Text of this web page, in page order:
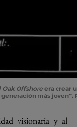
Oak Offshoreera crear
más
visionaria y al